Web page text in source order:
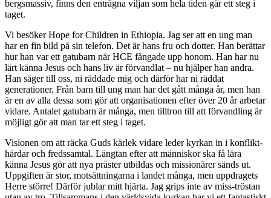
bergsmassiv, finns den enträgna viljan som hela tiden går ett steg i
taget.
Vi besöker Hope for Children in Ethiopia. Jag ser att en ung man
har en fin bild på sin telefon. Det är hans fru och dotter. Han berättar
hur han var ett gatubarn när HCE fångade upp honom. Han har nu
lärt känna Jesus och hans liv är förvandlat – nu hjälper han andra.
Han säger till oss, ni räddade mig och därför har ni räddat
generationer. Från barn till ung man har det gått många år, men han
är en av alla dessa som gör att organisationen efter över 20 år arbetar
vidare. Antalet gatubarn är många, men tilltron till att förvandling är
möjligt gör att man tar ett steg i taget.
Visionen om att räcka Guds kärlek vidare leder kyrkan in i konflikt-
härdar och fredssamtal. Längtan efter att människor ska få lära
känna Jesus gör att nya präster utbildas och missionärer sänds ut.
Uppgiften är stor, motsättningarna i landet många, men uppdragets
Herre större! Därför jublar mitt hjärta. Jag grips inte av miss-tröstan